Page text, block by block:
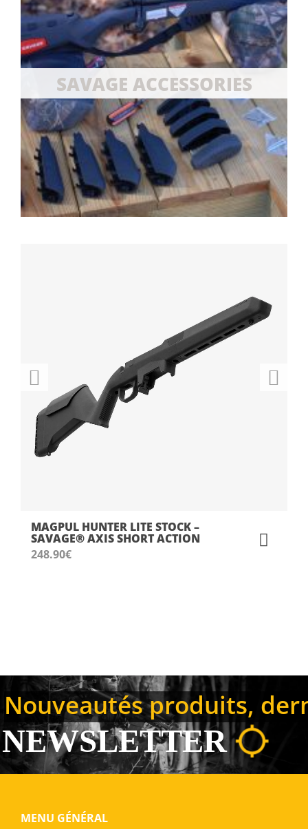
SAVAGE ACCESSORIES
MAGPUL HUNTER LITE STOCK –
SAVAGE® AXIS SHORT ACTION
248.90€
Nouveautés produits,
NEWSLETTER
MENU GÉNÉRAL